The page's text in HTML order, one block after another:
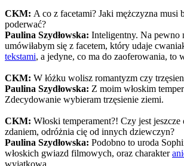
CKM: A co z facetami? Jaki mężczyzna musi
poderwać?
Paulina Szydłowska: Inteligentny. Na pewno
umówiłabym się z facetem, który udaje
tekstami, a jedyne, co ma do zaoferowania, to
CKM: W łóżku wolisz romantyzm czy
Paulina Szydłowska: Z moim włoskim
Zdecydowanie wybieram trzęsienie ziemi.
CKM: Włoski temperament?! Czy jest
zdaniem, odróżnia cię od innych dziewczyn?
Paulina Szydłowska: Podobno to uroda
włoskich gwiazd filmowych, oraz charakter
wyjątkową.